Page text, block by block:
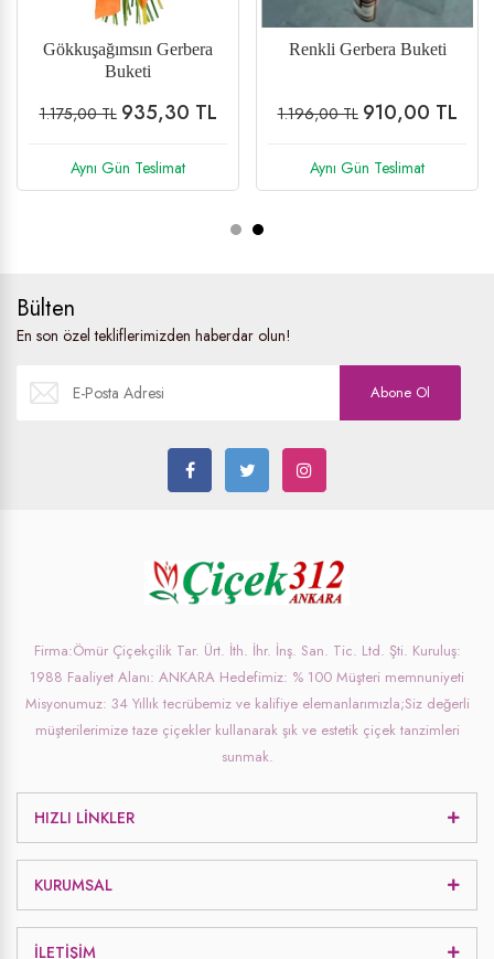
Gökkuşağımsın Gerbera
Buketi
1.175,00 TL 935,30 TL
Aynı Gün Teslimat
Renkli Gerbera Buketi
1.196,00 TL 910,00 TL
Aynı Gün Teslimat
Bülten
En son özel tekliflerimizden haberdar olun!
Abone Ol
Firma:Ömür Çiçekçilik Tar. Ürt. İth. İhr. İnş. San. Tic. Ltd. Şti. Kuruluş:
1988 Faaliyet Alanı: ANKARA Hedefimiz: % 100 Müşteri memnuniyeti
Misyonumuz: 34 Yıllık tecrübemiz ve kalifiye elemanlarımızla;Siz değerli
müşterilerimize taze çiçekler kullanarak şık ve estetik çiçek tanzimleri
sunmak.
HIZLI LINKLER
KURUMSAL
İLETIŞIM